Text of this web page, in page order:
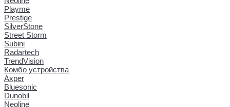
Playme
Prestige
SilverStone
Street Storm
Subini
Radartech
TrendVision
Комбо устройства
Axper
Bluesonic
Dunobil
Neoline